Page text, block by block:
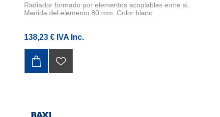
Radiador formado por elementos acoplables entre si.
Medida del elemento 80 mm. Color blanc...
138,23 € IVA Inc.